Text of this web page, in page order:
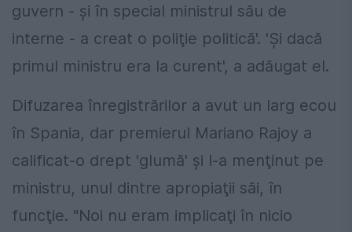
guvern - şi în special ministrul său de
interne - a creat o poliţie politică'. 'Şi dacă
primul ministru era la curent', a adăugat el.
Difuzarea înregistrărilor a avut un larg ecou
în Spania, dar premierul Mariano Rajoy a
calificat-o drept 'glumă' şi l-a menţinut pe
ministru, unul dintre apropiaţii săi, în
funcţie. "Noi nu eram implicaţi în nicio